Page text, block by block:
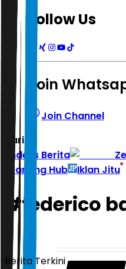
Follow Us
Join
Join Channel
Hari ini
Indeks Berita
Learning Hub
Iklan Jitu
#federico
Berita Terkini